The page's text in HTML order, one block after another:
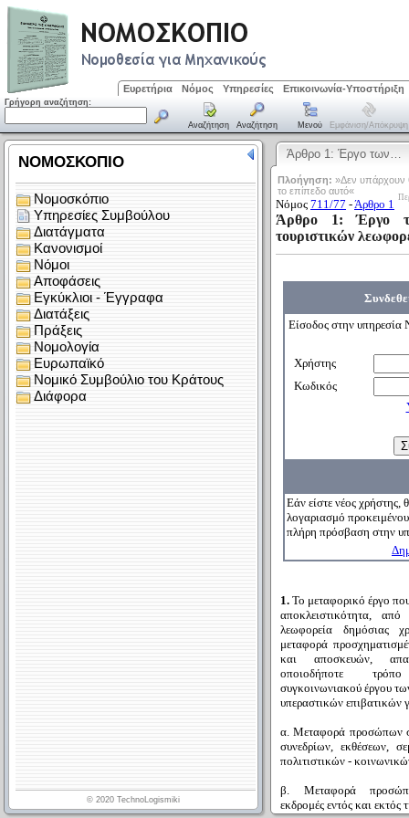
Ευρετήρια Νόμος Υπηρεσίες Επικοινωνία-Υποστήριξη
Γρήγορη αναζήτηση:
Αναζήτηση Αναζήτηση Μενού Εμφάνιση/απόκρυψη
Άρθρο 1: Έργο των…